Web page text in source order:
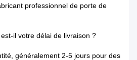
professionnel de porte de
il votre délai de livraison ?
généralement 2-5 jours pour des